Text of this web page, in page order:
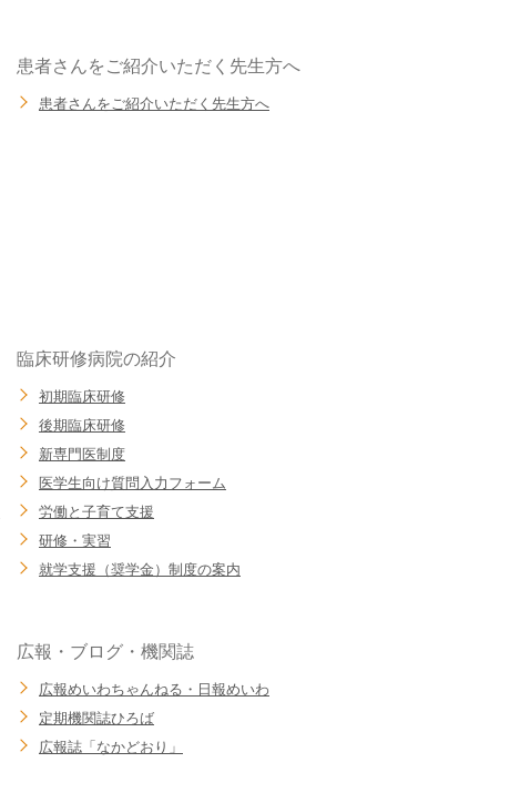
患者さんをご紹介いただく先生方へ
患者さんをご紹介いただく先生方へ
臨床研修病院の紹介
初期臨床研修
後期臨床研修
新専門医制度
医学生向け質問入力フォーム
労働と子育て支援
研修・実習
就学支援（奨学金）制度の案内
広報・ブログ・機関誌
広報めいわちゃんねる・日報めいわ
定期機関誌ひろば
広報誌「なかどおり」